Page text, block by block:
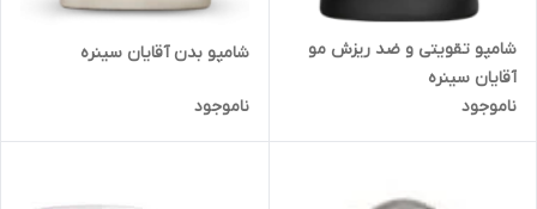
شامپو تقویتی و ضد ریزش مو
آقایان سینره
ناموجود
شامپو بدن آقایان سینره
ناموجود